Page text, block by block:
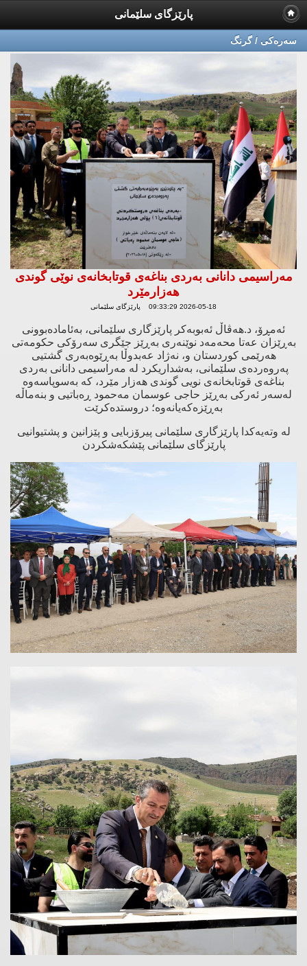
پارێزگای سلێمانی
سه‌ره‌كی / گرنگ
مه‌راسیمی دانانی به‌ردی بناغه‌ی قوتابخانه‌ی نوێی گوندی
هه‌زارمێرد
2026-05-18 09:33:29 پارێزگای سلێمانی
ئەمڕۆ، د.هەڤاڵ ئەبوبەکر پارێزگاری سلێمانی، بەئامادەبوونی
بەڕێزان عەتا محەمەد نوێنەری بەڕێز جێگری سەرۆکی حکومەتی
هەرێمی کوردستان و، نەژاد عەبدوڵا بەڕێوەبەری گشتیی
پەروەردەی سلێمانی، بەشداریکرد لە مەراسیمی دانانی بەردی
بناغەی قوتابخانەی نويی گوندی هەزار مێرد، کە بەسوپاسەوە
لەسەر ئەرکی بەڕێز حاجی عوسمان مەحمود ڕەباتیی و بنەماڵە
بەڕێزەکەیانەوە؛ دروستدەکرێت
لە وتەیەکدا پارێزگاری سلێمانی پیرۆزبایی و پێزانین و پشتیوانیی
پارێزگای سلێمانی پێشکەشکردن